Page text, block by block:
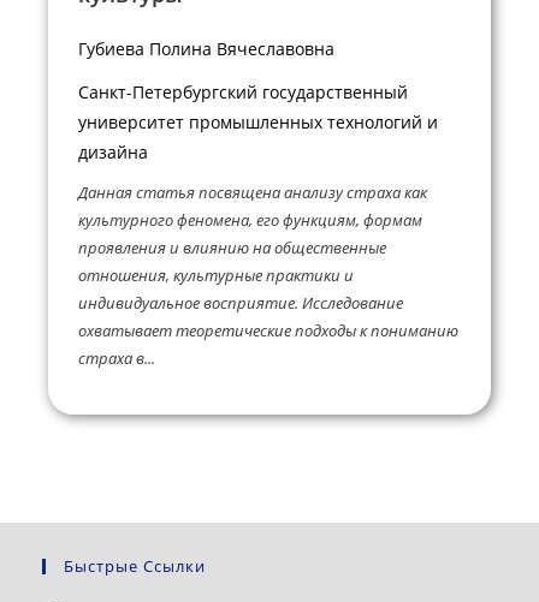
Губиева Полина Вячеславовна
Санкт-Петербургский государственный
университет промышленных технологий и
дизайна
Данная статья посвящена анализу страха как
культурного феномена, его функциям, формам
проявления и влиянию на общественные
отношения, культурные практики и
индивидуальное восприятие. Исследование
охватывает теоретические подходы к пониманию
страха в...
Быстрые Ссылки